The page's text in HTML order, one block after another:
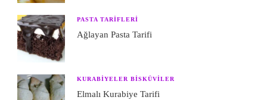
PASTA TARIFLERI
Ağlayan Pasta Tarifi
KURABIYELER BISKÜVILER
Elmalı Kurabiye Tarifi